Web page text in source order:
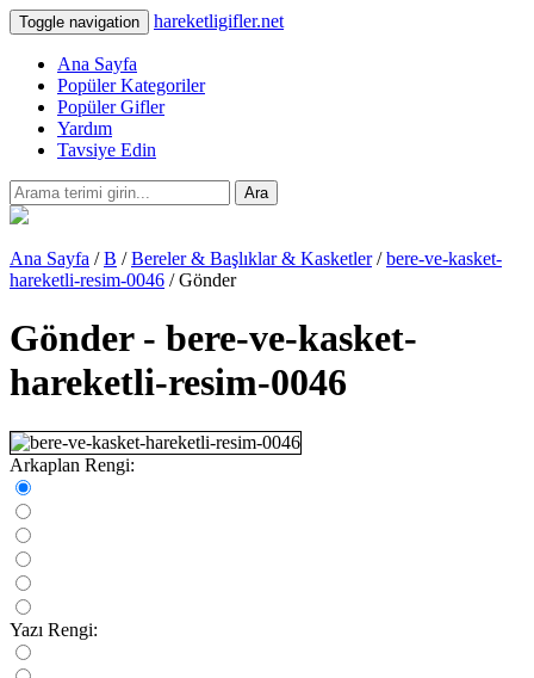
Toggle navigation hareketligifler.net
Ana Sayfa
Popüler Kategoriler
Popüler Gifler
Yardım
Tavsiye Edin
Ara
Ana Sayfa /B /Bereler & Başlıklar & Kasketler/bere-ve-kasket-
hareketli-resim-0046 / Gönder
Gönder - bere-ve-kasket-
hareketli-resim-0046
Arkaplan Rengi:
Yazı Rengi: